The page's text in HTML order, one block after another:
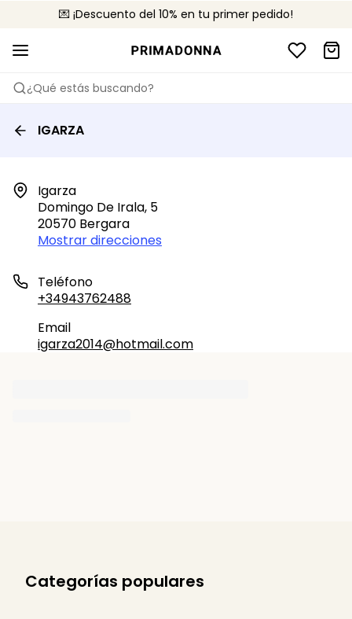
💌 ¡Descuento del 10% en tu primer pedido!
🚚 Envío gratuito a partir de 75 €
📦 Devoluciones gratuitas
¿Qué estás buscando?
IGARZA
Igarza
Domingo De Irala, 5
20570 Bergara
Mostrar direcciones
Teléfono
+34943762488
Email
igarza2014@hotmail.com
Categorías populares